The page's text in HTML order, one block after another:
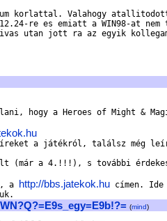
korlattal. Valahogy
re es emiatt a WIN98-at nem
utan jott ra az egyik
hogy a Heroes of Might &
a játékról, találsz még
(már a 4.!!!), s további
a http://bbs.jatekok.hu címen. Ide
(mind)